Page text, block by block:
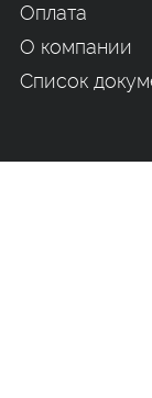
Оплата
О компании
Список